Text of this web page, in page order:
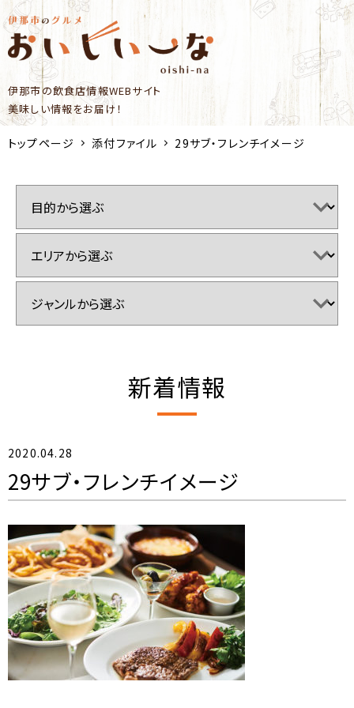
伊那市の飲食店情報WEBサイト
美味しい情報をお届け！
トップページ 添付ファイル 29サブ・フレンチイメージ
新着情報
2020.04.28
29サブ・フレンチイメージ